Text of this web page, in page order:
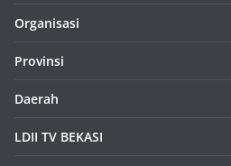
Organisasi
Provinsi
Daerah
LDII TV BEKASI